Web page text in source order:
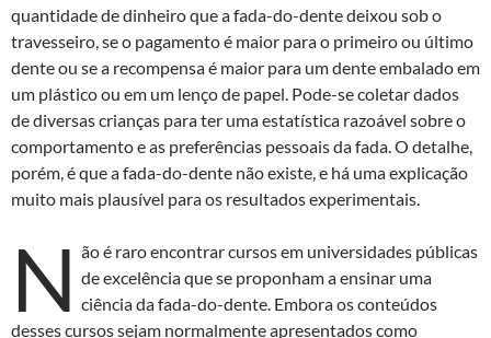
quantidade de dinheiro que a fada-do-dente deixou sob o
travesseiro, se o pagamento é maior para o primeiro ou último
dente ou se a recompensa é maior para um dente embalado em
um plástico ou em um lenço de papel. Pode-se coletar dados
de diversas crianças para ter uma estatística razoável sobre o
comportamento e as preferências pessoais da fada. O detalhe,
porém, é que a fada-do-dente não existe, e há uma explicação
muito mais plausível para os resultados experimentais.
N ão é raro encontrar cursos em universidades públicas
de excelência que se proponham a ensinar uma
ciência da fada-do-dente. Embora os conteúdos
desses cursos sejam normalmente apresentados como